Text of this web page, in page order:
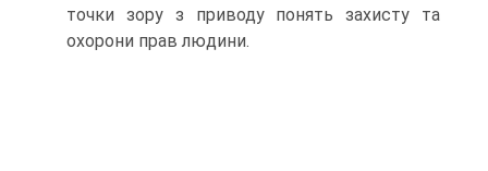
точки зору з приводу понять захисту та
охорони прав людини.